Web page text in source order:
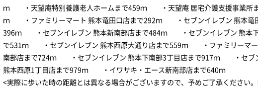
ｍ ・天望庵特別養護老人ホームまで459ｍ ・天望庵 居宅介護支援事業所
ｍ ・ファミリーマート 熊本竜田口店まで292ｍ ・セブンイレブン 熊本竜
396ｍ ・セブンイレブン 熊本新南部店まで484ｍ ・セブンイレブン 熊本
で531ｍ ・セブンイレブン 熊本西原大通り店まで559ｍ ・ファミリーマー
南部店まで724ｍ ・セブンイレブン 熊本下南部3丁目店まで917ｍ ・セブ
熊本西原1丁目店まで979ｍ ・イワサキ・エース新南部店まで640ｍ
<実際に歩いた時の距離とは異なる場合がございますので、予めご了承ください